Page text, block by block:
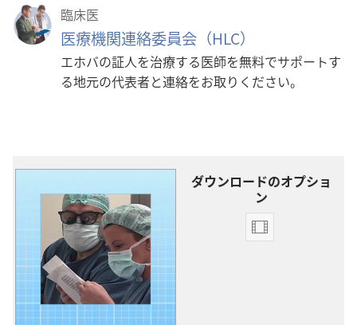
臨床医
医療機関連絡委員会（HLC）
エホバの証人を治療する医師を無料でサポートす
る地元の代表者と連絡をお取りください。
ダウンロードのオプショ
ン
ビ